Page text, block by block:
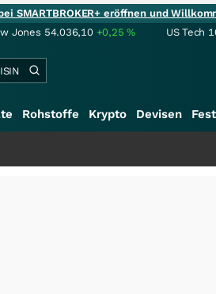
SMARTBROKER+ eröffnen und
Jones 54.036,10 +0,25% US Tech
Rohstoffe Krypto Devisen